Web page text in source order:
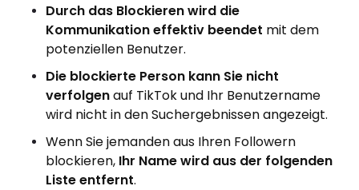
Durch das Blockieren wird die
Kommunikation effektiv beendet mit dem
potenziellen Benutzer.
Die blockierte Person kann Sie nicht
verfolgenauf TikTok und Ihr Benutzername
wird nicht in den Suchergebnissen angezeigt.
Wenn Sie jemanden aus Ihren Followern
blockieren, Ihr Name wird aus der folgenden
Liste entfernt.